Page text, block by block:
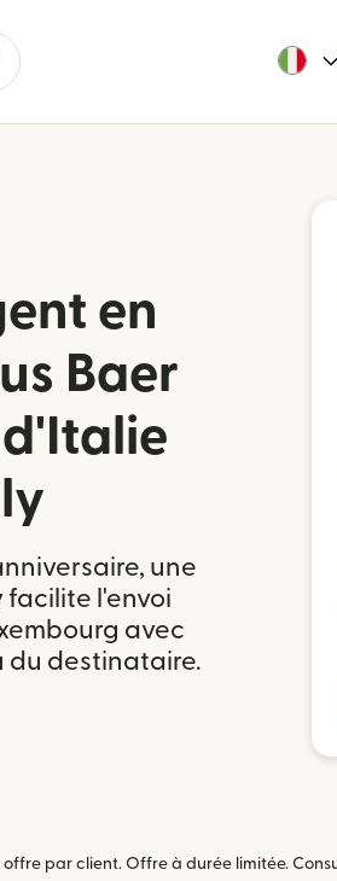
en
Baer
une
facilite l'envoi
avec
du destinataire.
par client. Offre à durée limitée.